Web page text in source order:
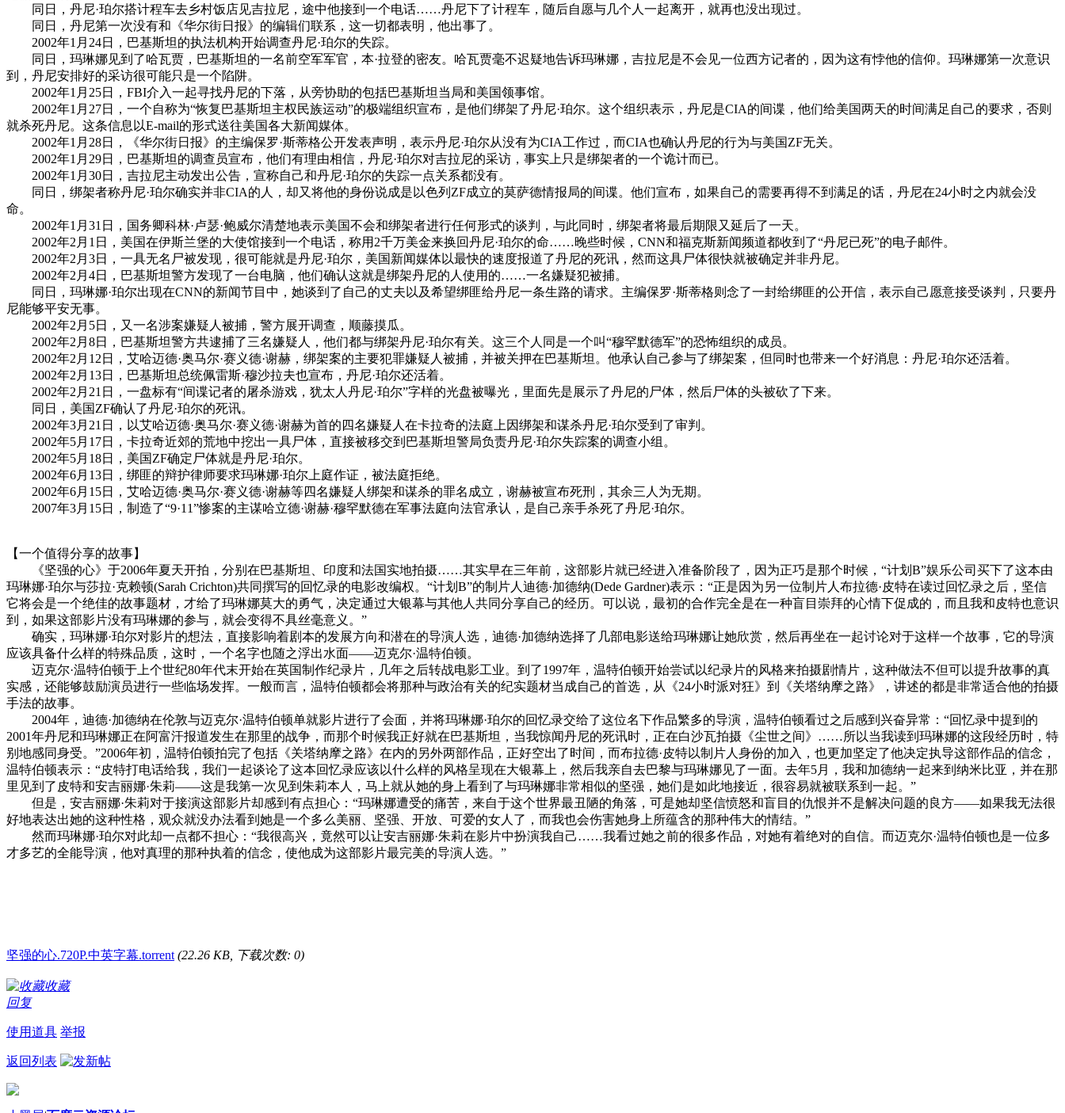
同日，丹尼·珀尔搭计程车去乡村饭店见吉拉尼，途中他接到一个电话……丹尼下了计程车，随后自愿与几个人一起离开，就再也没出现过。
同日，丹尼第一次没有和《华尔街日报》的编辑们联系，这一切都表明，他出事了。
2002年1月24日，巴基斯坦的执法机构开始调查丹尼·珀尔的失踪。
同日，玛琳娜见到了哈瓦贾，巴基斯坦的一名前空军军官，本·拉登的密友。哈瓦贾毫不迟疑地告诉玛琳娜，吉拉尼是不会见一位西方记者的，因为这有悖他的信仰。玛琳娜第一次意识
到，丹尼安排好的采访很可能只是一个陷阱。
2002年1月25日，FBI介入一起寻找丹尼的下落，从旁协助的包括巴基斯坦当局和美国领事馆。
2002年1月27日，一个自称为“恢复巴基斯坦主权民族运动”的极端组织宣布，是他们绑架了丹尼·珀尔。这个组织表示，丹尼是CIA的间谍，他们给美国两天的时间满足自己的要求，否则
就杀死丹尼。这条信息以E-mail的形式送往美国各大新闻媒体。
2002年1月28日，《华尔街日报》的主编保罗·斯蒂格公开发表声明，表示丹尼·珀尔从没有为CIA工作过，而CIA也确认丹尼的行为与美国ZF无关。
2002年1月29日，巴基斯坦的调查员宣布，他们有理由相信，丹尼·珀尔对吉拉尼的采访，事实上只是绑架者的一个诡计而已。
2002年1月30日，吉拉尼主动发出公告，宣称自己和丹尼·珀尔的失踪一点关系都没有。
同日，绑架者称丹尼·珀尔确实并非CIA的人，却又将他的身份说成是以色列ZF成立的莫萨德情报局的间谍。他们宣布，如果自己的需要再得不到满足的话，丹尼在24小时之内就会没
命。
2002年1月31日，国务卿科林·卢瑟·鲍威尔清楚地表示美国不会和绑架者进行任何形式的谈判，与此同时，绑架者将最后期限又延后了一天。
2002年2月1日，美国在伊斯兰堡的大使馆接到一个电话，称用2千万美金来换回丹尼·珀尔的命……晚些时候，CNN和福克斯新闻频道都收到了“丹尼已死”的电子邮件。
2002年2月3日，一具无名尸被发现，很可能就是丹尼·珀尔，美国新闻媒体以最快的速度报道了丹尼的死讯，然而这具尸体很快就被确定并非丹尼。
2002年2月4日，巴基斯坦警方发现了一台电脑，他们确认这就是绑架丹尼的人使用的……一名嫌疑犯被捕。
同日，玛琳娜·珀尔出现在CNN的新闻节目中，她谈到了自己的丈夫以及希望绑匪给丹尼一条生路的请求。主编保罗·斯蒂格则念了一封给绑匪的公开信，表示自己愿意接受谈判，只要丹
尼能够平安无事。
2002年2月5日，又一名涉案嫌疑人被捕，警方展开调查，顺藤摸瓜。
2002年2月8日，巴基斯坦警方共逮捕了三名嫌疑人，他们都与绑架丹尼·珀尔有关。这三个人同是一个叫“穆罕默德军”的恐怖组织的成员。
2002年2月12日，艾哈迈德·奥马尔·赛义德·谢赫，绑架案的主要犯罪嫌疑人被捕，并被关押在巴基斯坦。他承认自己参与了绑架案，但同时也带来一个好消息：丹尼·珀尔还活着。
2002年2月13日，巴基斯坦总统佩雷斯·穆沙拉夫也宣布，丹尼·珀尔还活着。
2002年2月21日，一盘标有“间谍记者的屠杀游戏，犹太人丹尼·珀尔”字样的光盘被曝光，里面先是展示了丹尼的尸体，然后尸体的头被砍了下来。
同日，美国ZF确认了丹尼·珀尔的死讯。
2002年3月21日，以艾哈迈德·奥马尔·赛义德·谢赫为首的四名嫌疑人在卡拉奇的法庭上因绑架和谋杀丹尼·珀尔受到了审判。
2002年5月17日，卡拉奇近郊的荒地中挖出一具尸体，直接被移交到巴基斯坦警局负责丹尼·珀尔失踪案的调查小组。
2002年5月18日，美国ZF确定尸体就是丹尼·珀尔。
2002年6月13日，绑匪的辩护律师要求玛琳娜·珀尔上庭作证，被法庭拒绝。
2002年6月15日，艾哈迈德·奥马尔·赛义德·谢赫等四名嫌疑人绑架和谋杀的罪名成立，谢赫被宣布死刑，其余三人为无期。
2007年3月15日，制造了“9·11”惨案的主谋哈立德·谢赫·穆罕默德在军事法庭向法官承认，是自己亲手杀死了丹尼·珀尔。
【一个值得分享的故事】
《坚强的心》于2006年夏天开拍，分别在巴基斯坦、印度和法国实地拍摄……其实早在三年前，这部影片就已经进入准备阶段了，因为正巧是那个时候，“计划B”娱乐公司买下了这本由
玛琳娜·珀尔与莎拉·克赖顿(Sarah Crichton)共同撰写的回忆录的电影改编权。“计划B”的制片人迪德·加德纳(Dede Gardner)表示：“正是因为另一位制片人布拉德·皮特在读过回忆录之后，坚信
它将会是一个绝佳的故事题材，才给了玛琳娜莫大的勇气，决定通过大银幕与其他人共同分享自己的经历。可以说，最初的合作完全是在一种盲目崇拜的心情下促成的，而且我和皮特也意识
到，如果这部影片没有玛琳娜的参与，就会变得不具丝毫意义。”
确实，玛琳娜·珀尔对影片的想法，直接影响着剧本的发展方向和潜在的导演人选，迪德·加德纳选择了几部电影送给玛琳娜让她欣赏，然后再坐在一起讨论对于这样一个故事，它的导演
应该具备什么样的特殊品质，这时，一个名字也随之浮出水面——迈克尔·温特伯顿。
迈克尔·温特伯顿于上个世纪80年代末开始在英国制作纪录片，几年之后转战电影工业。到了1997年，温特伯顿开始尝试以纪录片的风格来拍摄剧情片，这种做法不但可以提升故事的真
实感，还能够鼓励演员进行一些临场发挥。一般而言，温特伯顿都会将那种与政治有关的纪实题材当成自己的首选，从《24小时派对狂》到《关塔纳摩之路》，讲述的都是非常适合他的拍摄
手法的故事。
2004年，迪德·加德纳在伦敦与迈克尔·温特伯顿单就影片进行了会面，并将玛琳娜·珀尔的回忆录交给了这位名下作品繁多的导演，温特伯顿看过之后感到兴奋异常：“回忆录中提到的
2001年丹尼和玛琳娜正在阿富汗报道发生在那里的战争，而那个时候我正好就在巴基斯坦，当我惊闻丹尼的死讯时，正在白沙瓦拍摄《尘世之间》……所以当我读到玛琳娜的这段经历时，特
别地感同身受。”2006年初，温特伯顿拍完了包括《关塔纳摩之路》在内的另外两部作品，正好空出了时间，而布拉德·皮特以制片人身份的加入，也更加坚定了他决定执导这部作品的信念，
温特伯顿表示：“皮特打电话给我，我们一起谈论了这本回忆录应该以什么样的风格呈现在大银幕上，然后我亲自去巴黎与玛琳娜见了一面。去年5月，我和加德纳一起来到纳米比亚，并在那
里见到了皮特和安吉丽娜·朱莉——这是我第一次见到朱莉本人，马上就从她的身上看到了与玛琳娜非常相似的坚强，她们是如此地接近，很容易就被联系到一起。”
但是，安吉丽娜·朱莉对于接演这部影片却感到有点担心：“玛琳娜遭受的痛苦，来自于这个世界最丑陋的角落，可是她却坚信愤怒和盲目的仇恨并不是解决问题的良方——如果我无法很
好地表达出她的这种性格，观众就没办法看到她是一个多么美丽、坚强、开放、可爱的女人了，而我也会伤害她身上所蕴含的那种伟大的情结。”
然而玛琳娜·珀尔对此却一点都不担心：“我很高兴，竟然可以让安吉丽娜·朱莉在影片中扮演我自己……我看过她之前的很多作品，对她有着绝对的自信。而迈克尔·温特伯顿也是一位多
才多艺的全能导演，他对真理的那种执着的信念，使他成为这部影片最完美的导演人选。”
坚强的心.720P.中英字幕.torrent (22.26 KB, 下载次数: 0)
收藏
回复
使用道具 举报
返回列表